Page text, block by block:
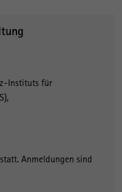
Instituts für
Anmeldungen sind